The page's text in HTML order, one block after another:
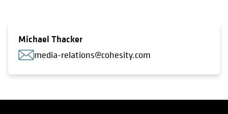
Michael Thacker
media-relations@cohesity.com